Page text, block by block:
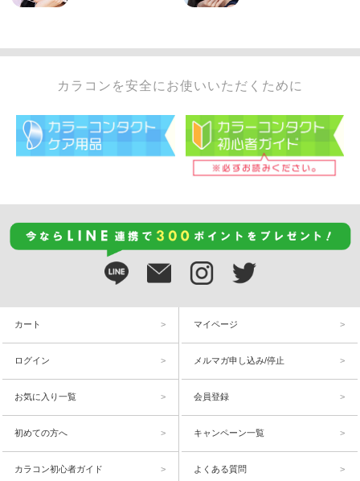
カラコンを安全にお使いいただくために
カート マイページ
ログイン メルマガ申し込み/停止
お気に入り一覧 会員登録
初めての方へ キャンペーン一覧
カラコン初心者ガイド よくある質問